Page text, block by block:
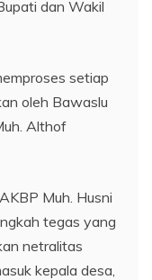
dan Wakil
setiap
oleh Bawaslu
Althof
Muh. Husni
tegas yang
netralitas
kepala desa,